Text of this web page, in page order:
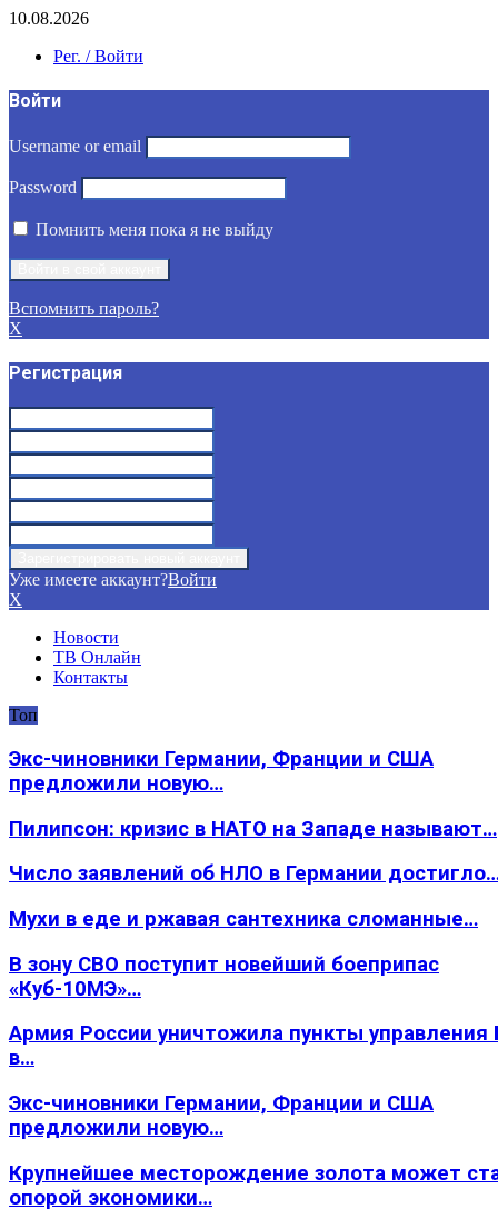
10.08.2026
Рег. / Войти
Войти
Username or email
Password
Помнить меня пока я не выйду
Вспомнить пароль?
X
Регистрация
Уже имеете аккаунт?Войти
X
Новости
ТВ Онлайн
Контакты
Топ
Экс-чиновники Германии, Франции и США
предложили новую…
Пилипсон: кризис в НАТО на Западе называют…
Число заявлений об НЛО в Германии
Мухи в еде и ржавая сантехника сломанные…
В зону СВО поступит новейший боеприпас
«Куб-10МЭ»…
Армия России уничтожила пункты
в…
Экс-чиновники Германии, Франции и США
предложили новую…
Крупнейшее месторождение золота может
опорой экономики…